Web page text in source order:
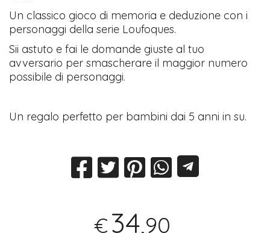
Un classico gioco di memoria e deduzione con i
personaggi della serie Loufoques.
Sii astuto e fai le domande giuste al tuo
avversario per smascherare il maggior numero
possibile di personaggi.
Un regalo perfetto per bambini dai 5 anni in su.
€34,90